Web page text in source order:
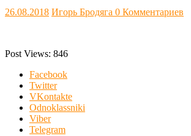
26.08.2018 Игорь Бродяга 0 Комментариев
Post Views: 846
Facebook
Twitter
VKontakte
Odnoklassniki
Viber
Telegram